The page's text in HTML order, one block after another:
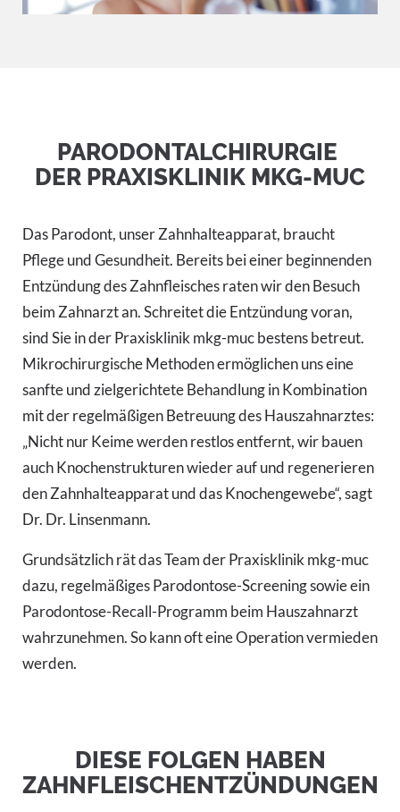
PARODONTALCHIRURGIE
DER PRAXISKLINIK MKG-MUC
Das Parodont, unser Zahnhalteapparat, braucht
Pflege und Gesundheit. Bereits bei einer beginnenden
Entzündung des Zahnfleisches raten wir den Besuch
beim Zahnarzt an. Schreitet die Entzündung voran,
sind Sie in der Praxisklinik mkg-muc bestens betreut.
Mikrochirurgische Methoden ermöglichen uns eine
sanfte und zielgerichtete Behandlung in Kombination
mit der regelmäßigen Betreuung des Hauszahnarztes:
„Nicht nur Keime werden restlos entfernt, wir bauen
auch Knochenstrukturen wieder auf und regenerieren
den Zahnhalteapparat und das Knochengewebe“, sagt
Dr. Dr. Linsenmann.
Grundsätzlich rät das Team der Praxisklinik mkg-muc
dazu, regelmäßiges Parodontose-Screening sowie ein
Parodontose-Recall-Programm beim Hauszahnarzt
wahrzunehmen. So kann oft eine Operation vermieden
werden.
DIESE FOLGEN HABEN
ZAHNFLEISCHENTZÜNDUNGEN